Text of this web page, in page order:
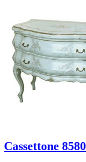
Cassettone 8580